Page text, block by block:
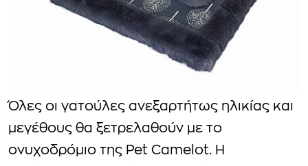
Όλες οι γατούλες ανεξαρτήτως ηλικίας και
μεγέθους θα ξετρελαθούν με το
ονυχοδρόμιο της Pet Camelot. H